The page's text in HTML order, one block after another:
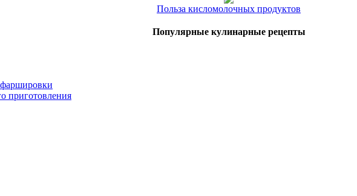
Польза кисломолочных продуктов
Популярные кулинарные рецепты